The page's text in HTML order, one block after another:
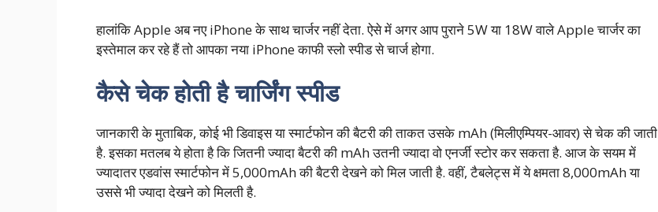
हालांकि Apple अब नए iPhone के साथ चार्जर नहीं देता. ऐसे में अगर आप पुराने 5W या 18W वाले Apple चार्जर का
इस्तेमाल कर रहे हैं तो आपका नया iPhone काफी स्लो स्पीड से चार्ज होगा.
कैसे चेक होती है चार्जिंग स्पीड
जानकारी के मुताबिक, कोई भी डिवाइस या स्मार्टफोन की बैटरी की ताकत उसके mAh (मिलीएम्पियर-आवर) से चेक की जाती
है. इसका मतलब ये होता है कि जितनी ज्यादा बैटरी की mAh उतनी ज्यादा वो एनर्जी स्टोर कर सकता है. आज के सयम में
ज्यादातर एडवांस स्मार्टफोन में 5,000mAh की बैटरी देखने को मिल जाती है. वहीं, टैबलेट्स में ये क्षमता 8,000mAh या
उससे भी ज्यादा देखने को मिलती है.